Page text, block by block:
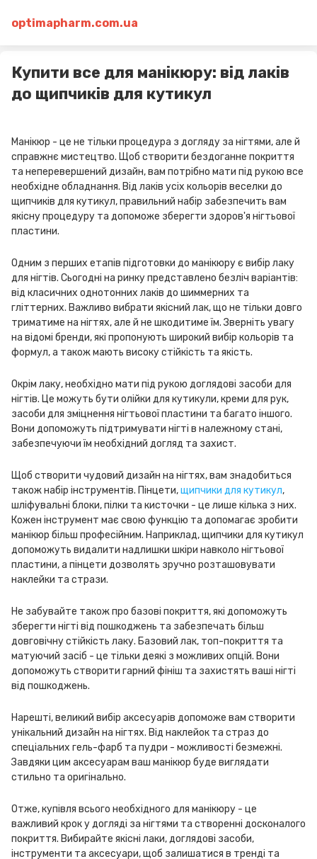
optimapharm.com.ua
Купити все для манікюру: від лаків
до щипчиків для кутикул
Манікюр - це не тільки процедура з догляду за нігтями, але й
справжнє мистецтво. Щоб створити бездоганне покриття
та неперевершений дизайн, вам потрібно мати під рукою все
необхідне обладнання. Від лаків усіх кольорів веселки до
щипчиків для кутикул, правильний набір забезпечить вам
якісну процедуру та допоможе зберегти здоров'я нігтьової
пластини.
Одним з перших етапів підготовки до манікюру є вибір лаку
для нігтів. Сьогодні на ринку представлено безліч варіантів:
від класичних однотонних лаків до шиммерних та
гліттерних. Важливо вибрати якісний лак, що не тільки довго
триматиме на нігтях, але й не шкодитиме їм. Зверніть увагу
на відомі бренди, які пропонують широкий вибір кольорів та
формул, а також мають високу стійкість та якість.
Окрім лаку, необхідно мати під рукою доглядові засоби для
нігтів. Це можуть бути олійки для кутикули, креми для рук,
засоби для зміцнення нігтьової пластини та багато іншого.
Вони допоможуть підтримувати нігті в належному стані,
забезпечуючи їм необхідний догляд та захист.
Щоб створити чудовий дизайн на нігтях, вам знадобиться
також набір інструментів. Пінцети,щипчики для кутикул,
шліфувальні блоки, пілки та кисточки - це лише кілька з них.
Кожен інструмент має свою функцію та допомагає зробити
манікюр більш професійним. Наприклад, щипчики для кутикул
допоможуть видалити надлишки шкіри навколо нігтьової
пластини, а пінцети дозволять зручно розташовувати
наклейки та стрази.
Не забувайте також про базові покриття, які допоможуть
зберегти нігті від пошкоджень та забезпечать більш
довговічну стійкість лаку. Базовий лак, топ-покриття та
матуючий засіб - це тільки деякі з можливих опцій. Вони
допоможуть створити гарний фініш та захистять ваші нігті
від пошкоджень.
Нарешті, великий вибір аксесуарів допоможе вам створити
унікальний дизайн на нігтях. Від наклейок та страз до
спеціальних гель-фарб та пудри - можливості безмежні.
Завдяки цим аксесуарам ваш манікюр буде виглядати
стильно та оригінально.
Отже, купівля всього необхідного для манікюру - це
важливий крок у догляді за нігтями та створенні досконалого
покриття. Вибирайте якісні лаки, доглядові засоби,
інструменти та аксесуари, щоб залишатися в тренді та